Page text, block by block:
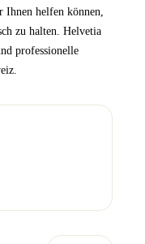
Ihnen helfen können,
zu halten. Helvetia
professionelle